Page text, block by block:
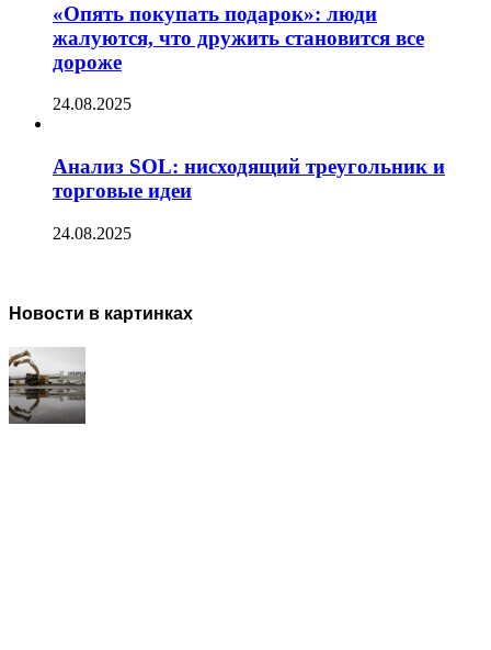
«Опять покупать подарок»: люди
жалуются, что дружить становится все
дороже
24.08.2025
Анализ SOL: нисходящий треугольник и
торговые идеи
24.08.2025
Новости в картинках